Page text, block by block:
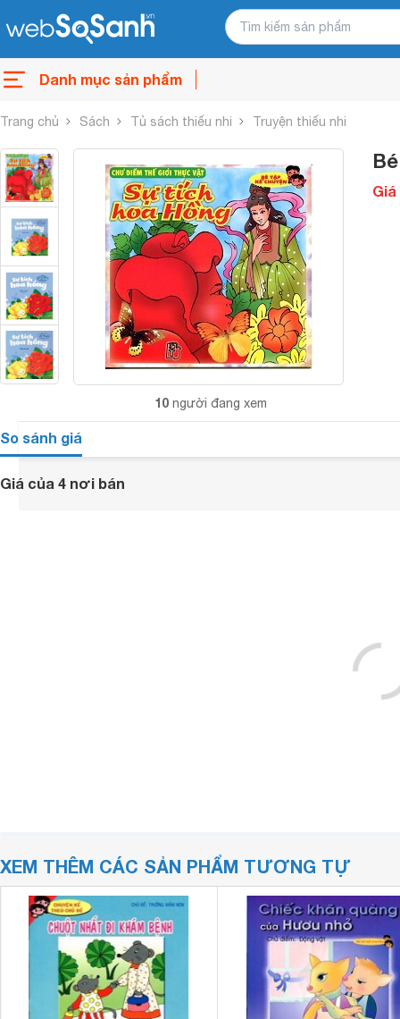
Danh mục sản phẩm
Trang chủ Sách Tủ sách thiếu nhi Truyện thiếu nhi
10 người đang xem
So sánh giá
Giá của 4 nơi bán
XEM THÊM CÁC SẢN PHẨM TƯƠNG TỰ